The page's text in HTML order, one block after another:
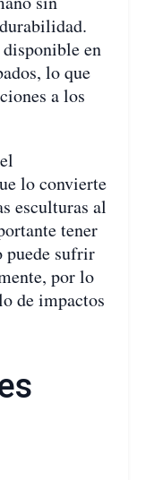
en
lo que
a los
lo convierte
esculturas al
tener
puede sufrir
por lo
de impactos